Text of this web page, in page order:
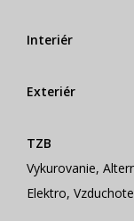
Interiér
Exteriér
TZB
Vykurovanie,
Elektro,